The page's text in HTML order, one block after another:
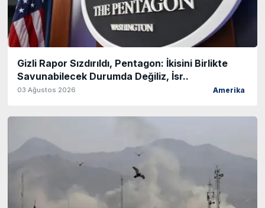
Gizli Rapor Sızdırıldı, Pentagon: İkisini Birlikte
Savunabilecek Durumda Değiliz, İsr..
03 Ağustos 2026 Amerika